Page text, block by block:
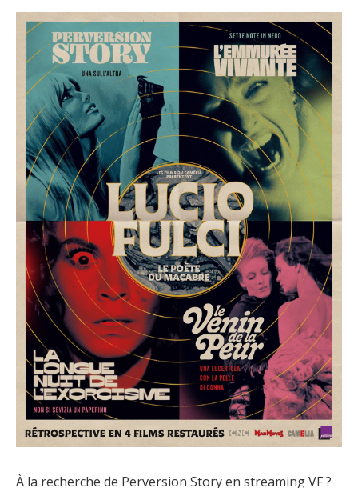
À la recherche de Perversion Story en streaming VF ?